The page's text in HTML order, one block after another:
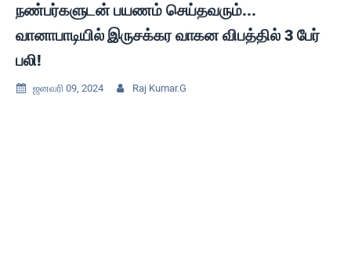
நண்பர்களுடன் பயணம் செய்தவரும்...
வானாபாடியில் இருசக்கர வாகன விபத்தில் 3 பேர்
பலி!
 ஜனவரி 09, 2024  Raj Kumar.G